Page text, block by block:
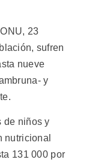
23
sufren
nueve
y
de niños y
nutricional
131 000 por